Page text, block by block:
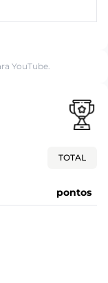
YouTube.
TOTAL
pontos